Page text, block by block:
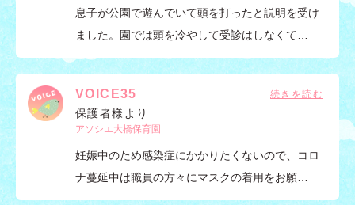
息子が公園で遊んでいて頭を打ったと説明を受け
ました。園では頭を冷やして受診はしなくて…
VOICE35
保護者様より
アソシエ大橋保育園
妊娠中のため感染症にかかりたくないので、コロ
ナ蔓延中は職員の方々にマスクの着用をお願…